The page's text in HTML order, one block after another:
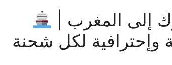
إلى المغرب |